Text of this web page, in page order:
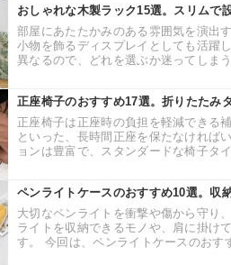
おしゃれな木製ラック15選。スリムで
部屋にあたたかみのある雰囲気を演出
小物を飾るディスプレイとしても活躍
異なるので、どれを選ぶか迷ってしま
正座椅子のおすすめ17選。折りたたみ
正座椅子は正座時の負担を軽減できる
といった、長時間正座を保たなければ
ョンは豊富で、スタンダードな椅子タ
ペンライトケースのおすすめ10選。収
大切なペンライトを衝撃や傷から守り
ライトを収納できるモノや、肩に掛け
す。 今回は、ペンライトケースのおす